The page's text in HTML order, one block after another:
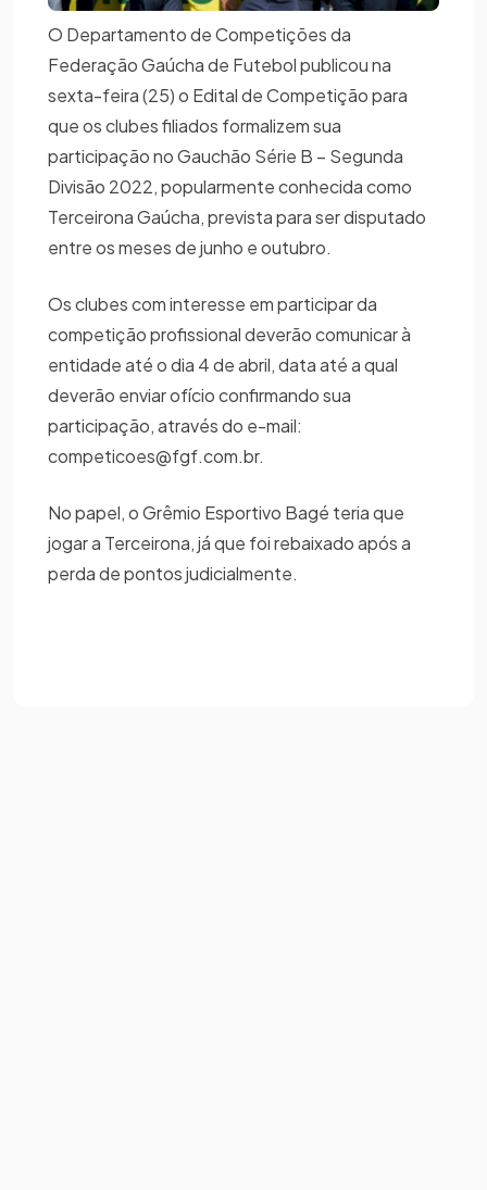
O Departamento de Competições da
Federação Gaúcha de Futebol publicou na
sexta-feira (25) o Edital de Competição para
que os clubes filiados formalizem sua
participação no Gauchão Série B – Segunda
Divisão 2022, popularmente conhecida como
Terceirona Gaúcha, prevista para ser disputado
entre os meses de junho e outubro.
Os clubes com interesse em participar da
competição profissional deverão comunicar à
entidade até o dia 4 de abril, data até a qual
deverão enviar ofício confirmando sua
participação, através do e-mail:
competicoes@fgf.com.br.
No papel, o Grêmio Esportivo Bagé teria que
jogar a Terceirona, já que foi rebaixado após a
perda de pontos judicialmente.